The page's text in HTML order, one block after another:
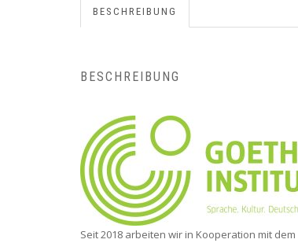
BESCHREIBUNG
BESCHREIBUNG
Seit 2018 arbeiten wir in Kooperation mit dem